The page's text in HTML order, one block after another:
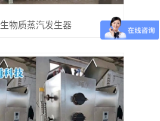
生物质蒸汽发生器